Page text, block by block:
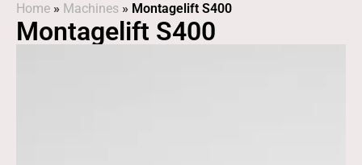
Home » Machines » Montagelift S400
Montagelift S400